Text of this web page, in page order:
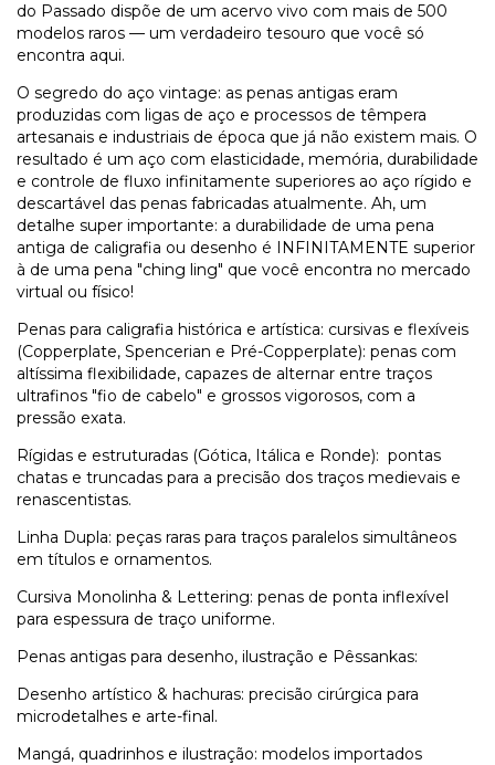
do Passado dispõe de um acervo vivo com mais de 500
modelos raros — um verdadeiro tesouro que você só
encontra aqui.
O segredo do aço vintage: as penas antigas eram
produzidas com ligas de aço e processos de têmpera
artesanais e industriais de época que já não existem mais. O
resultado é um aço com elasticidade, memória, durabilidade
e controle de fluxo infinitamente superiores ao aço rígido e
descartável das penas fabricadas atualmente. Ah, um
detalhe super importante: a durabilidade de uma pena
antiga de caligrafia ou desenho é INFINITAMENTE superior
à de uma pena "ching ling" que você encontra no mercado
virtual ou físico!
Penas para caligrafia histórica e artística: cursivas e flexíveis
(Copperplate, Spencerian e Pré-Copperplate): penas com
altíssima flexibilidade, capazes de alternar entre traços
ultrafinos "fio de cabelo" e grossos vigorosos, com a
pressão exata.
Rígidas e estruturadas (Gótica, Itálica e Ronde): pontas
chatas e truncadas para a precisão dos traços medievais e
renascentistas.
Linha Dupla: peças raras para traços paralelos simultâneos
em títulos e ornamentos.
Cursiva Monolinha & Lettering: penas de ponta inflexível
para espessura de traço uniforme.
Penas antigas para desenho, ilustração e Pêssankas:
Desenho artístico & hachuras: precisão cirúrgica para
microdetalhes e arte-final.
Mangá, quadrinhos e ilustração: modelos importados